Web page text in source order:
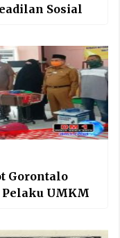
Sosial
Gorontalo
Pelaku UMKM